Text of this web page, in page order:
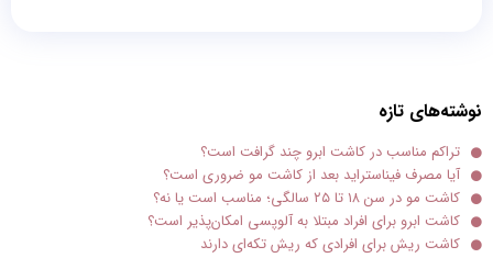
نوشته‌های تازه
تراکم مناسب در کاشت ابرو چند گرافت است؟
آیا مصرف فیناستراید بعد از کاشت مو ضروری است؟
کاشت مو در سن ۱۸ تا ۲۵ سالگی؛ مناسب است یا نه؟
کاشت ابرو برای افراد مبتلا به آلوپسی امکان‌پذیر است؟
کاشت ریش برای افرادی که ریش تکه‌ای دارند